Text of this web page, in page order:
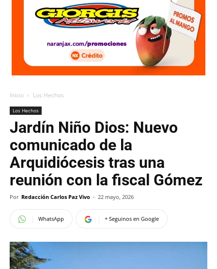
Inicio Los Hechos
Los Hechos
Jardín Niño Dios: Nuevo
comunicado de la
Arquidiócesis tras una
reunión con la fiscal Gómez
Por Redacción Carlos Paz Vivo - 22 mayo, 2026
WhatsApp + Seguinos en Google